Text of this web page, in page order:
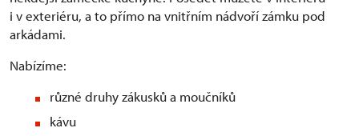
i v exteriéru, a to přímo na vnitřním nádvoří zámku pod
arkádami.
Nabízíme:
různé druhy zákusků a moučníků
kávu